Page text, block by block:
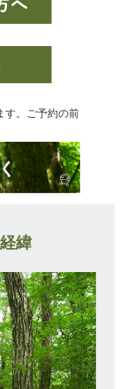
す。ご予約の前
緯